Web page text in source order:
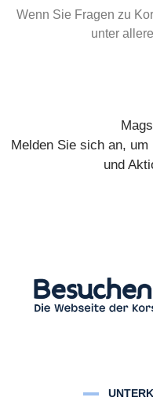
Wenn Sie Fragen zu
unter
Melden Sie sich an,
und